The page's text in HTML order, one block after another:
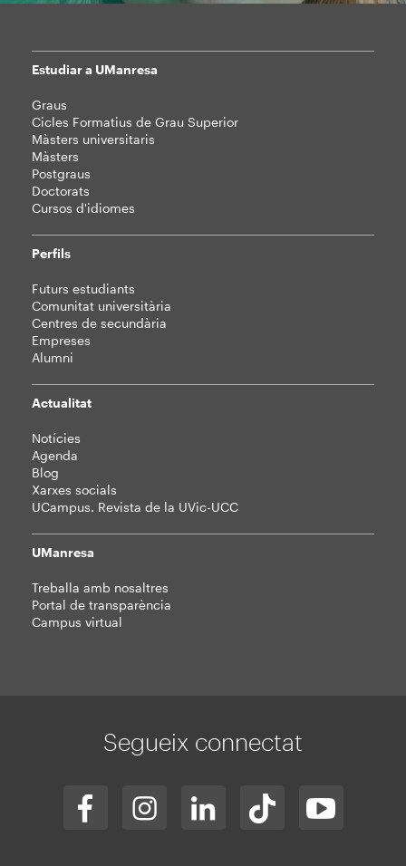
Mapa
web
Estudiar a UManresa
Graus
Cicles Formatius de Grau Superior
Màsters universitaris
Màsters
Postgraus
Doctorats
Cursos d'idiomes
Perfils
Futurs estudiants
Comunitat universitària
Centres de secundària
Empreses
Alumni
Actualitat
Notícies
Agenda
Blog
Xarxes socials
UCampus. Revista de la UVic-UCC
UManresa
Treballa amb nosaltres
Portal de transparència
Campus virtual
Segueix connectat